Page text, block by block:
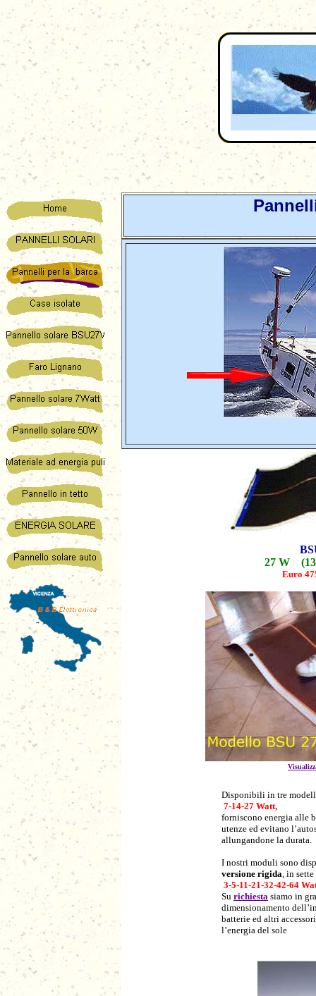
27 W
Euro
Disponibili in tre
7-14-27 Watt,
forniscono energia alle
utenze ed evitano
allungandone la durata.
I nostri moduli sono
versione rigida, in
3-5-11-21-32-42-64
Su richiesta siamo in
dimensionamento
batterie ed altri
l’energia del sole